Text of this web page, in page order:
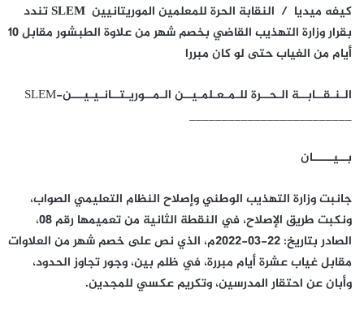
كيفه ميديا / النقابة الحرة للمعلمين الموريتانيين SLEM تندد
بقرار وزارة التهذيب القاضي بخصم شهر من علاوة الطبشور مقابل 10
أيام من الغياب حتى لو كان مبررا
الـنـقــابــة الـحــرة للـمـعـلمـيــن الـمــوريـتــانـيـيـــن-SLEM
_________________________
بــيـــــان
جانبت وزارة التهذيب الوطني وإصلاح النظام التعليمي الصواب،
ونكبت طريق الإصلاح، في النقطة الثانية من تعميمها رقم 08،
الصادر بتاريخ: 22-03-2022م، الذي نص على خصم شهر من العلاوات
مقابل غياب عشرة أيام مبررة، في ظلم بين، وجور تجاوز الحدود،
وأبان عن احتقار المدرسين، وتكريم عكسي للمجدين.